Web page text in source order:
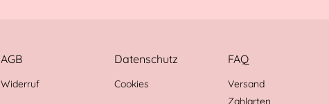
AGB
Widerruf
Datenschutz
Cookies
FAQ
Versand
Zahlarten